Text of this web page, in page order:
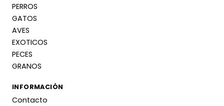
PERROS
GATOS
AVES
EXOTICOS
PECES
GRANOS
INFORMACIÓN
Contacto